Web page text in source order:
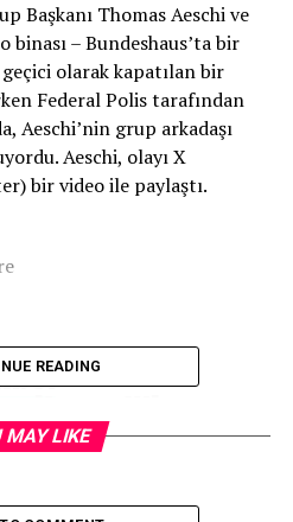
Başkanı Thomas Aeschi ve
binası – Bundeshaus’ta bir
olarak kapatılan bir
Federal Polis tarafından
Aeschi’nin grup arkadaşı
Aeschi, olayı X
bir video ile paylaştı.
. Wie
von
READING
MAY LIKE